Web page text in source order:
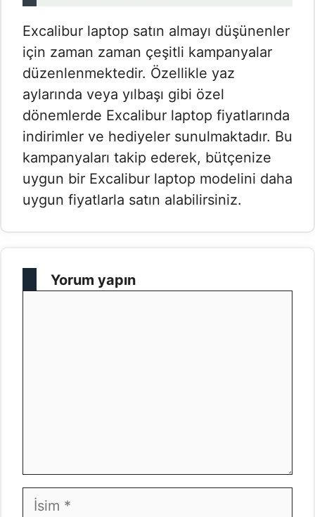
Excalibur laptop satın almayı düşünenler
için zaman zaman çeşitli kampanyalar
düzenlenmektedir. Özellikle yaz
aylarında veya yılbaşı gibi özel
dönemlerde Excalibur laptop fiyatlarında
indirimler ve hediyeler sunulmaktadır. Bu
kampanyaları takip ederek, bütçenize
uygun bir Excalibur laptop modelini daha
uygun fiyatlarla satın alabilirsiniz.
Yorum yapın
İsim